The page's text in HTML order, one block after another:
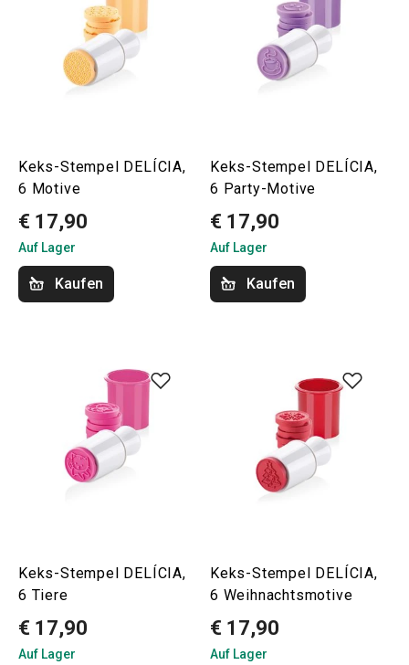
Keks-Stempel DELÍCIA,
6 Motive
€ 17,90
Auf Lager
Kaufen
Keks-Stempel DELÍCIA,
6 Party-Motive
€ 17,90
Auf Lager
Kaufen
Keks-Stempel DELÍCIA,
6 Tiere
€ 17,90
Auf Lager
Keks-Stempel DELÍCIA,
6 Weihnachtsmotive
€ 17,90
Auf Lager